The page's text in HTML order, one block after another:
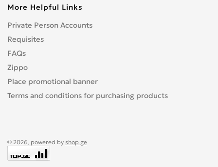
More Helpful Links
Private Person Accounts
Requisites
FAQs
Zippo
Place promotional banner
Terms and conditions for purchasing products
© 2026, powered by shop.ge